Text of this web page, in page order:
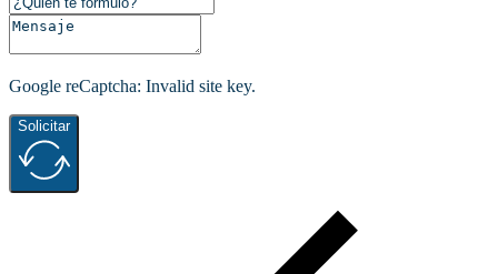
Google reCaptcha: Invalid site key.
Solicitar